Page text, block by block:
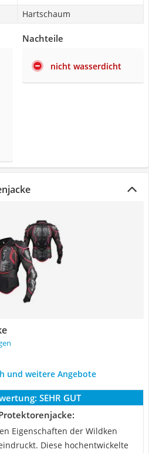
Hartschaum
Nachteile
nicht wasserdicht
und weitere Angebote
SEHR GUT
Eigenschaften der Wildken
Diese hochentwickelte